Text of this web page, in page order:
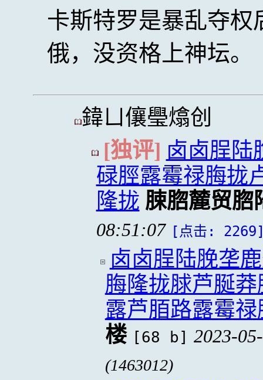
卡斯特罗是暴乱夺
俄，没资格上神坛。
鍏ㄩ儴璺熻创
[独评] 卤卤脭陆
碌脛露霉禄脢拢
隆拢 脨脗麓贸脗
08:51:07 [点击:
卤卤脭陆脕垄
脢隆拢脙芦脠
露芦脜路露霉
楼 [68 b] 2023-
(1463012)